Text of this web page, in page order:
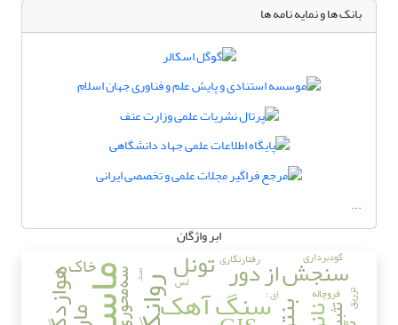
بانک ها و نمایه نامه ها
...
ابر واژگان
ماسه سنگ آهک هوازدگی سنجش از دور تونل خاک سه‌محوریسد
تزریق
رفتارنگاری گودبرداری
ای ؛ فروچاله
لس